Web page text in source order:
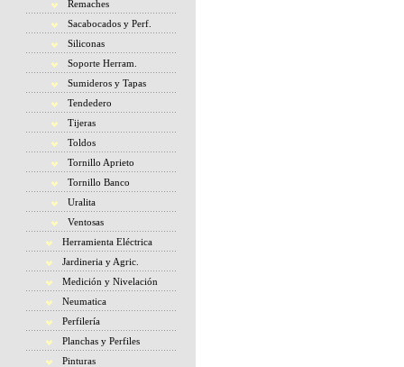
Remaches
Sacabocados y Perf.
Siliconas
Soporte Herram.
Sumideros y Tapas
Tendedero
Tijeras
Toldos
Tornillo Aprieto
Tornillo Banco
Uralita
Ventosas
Herramienta Eléctrica
Jardineria y Agric.
Medición y Nivelación
Neumatica
Perfilería
Planchas y Perfiles
Pinturas